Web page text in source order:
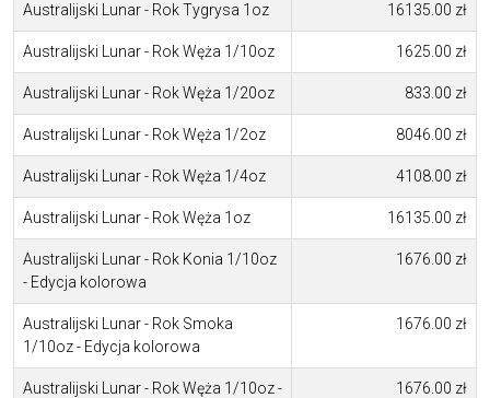
Australijski Lunar - Rok Tygrysa 1oz 16135.00 zł
Australijski Lunar - Rok Węża 1/10oz 1625.00 zł
Australijski Lunar - Rok Węża 1/20oz 833.00 zł
Australijski Lunar - Rok Węża 1/2oz 8046.00 zł
Australijski Lunar - Rok Węża 1/4oz 4108.00 zł
Australijski Lunar - Rok Węża 1oz 16135.00 zł
Australijski Lunar - Rok Konia 1/10oz
- Edycja kolorowa
1676.00 zł
Australijski Lunar - Rok Smoka
1/10oz - Edycja kolorowa
1676.00 zł
Australijski Lunar - Rok Węża 1/10oz -
1676.00 zł